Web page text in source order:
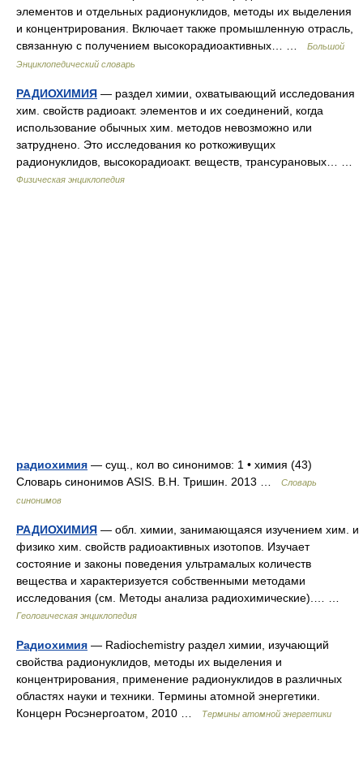
элементов и отдельных радионуклидов, методы их выделения
и концентрирования. Включает также промышленную отрасль,
связанную с получением высокорадиоактивных… …
Большой
Энциклопедический словарь
РАДИОХИМИЯ — раздел химии, охватывающий исследования
хим. свойств радиоакт. элементов и их соединений, когда
использование обычных хим. методов невозможно или
затруднено. Это исследования ко роткоживущих
радионуклидов, высокорадиоакт. веществ, трансурановых… …
Физическая энциклопедия
радиохимия — сущ., кол во синонимов: 1 • химия (43)
Словарь синонимов ASIS. В.Н. Тришин. 2013 …
Словарь
синонимов
РАДИОХИМИЯ — обл. химии, занимающаяся изучением хим. и
физико хим. свойств радиоактивных изотопов. Изучает
состояние и законы поведения ультрамалых количеств
вещества и характеризуется собственными методами
исследования (см. Методы анализа радиохимические).… …
Геологическая энциклопедия
Радиохимия — Radiochemistry раздел химии, изучающий
свойства радионуклидов, методы их выделения и
концентрирования, применение радионуклидов в различных
областях науки и техники. Термины атомной энергетики.
Концерн Росэнергоатом, 2010 …
Термины атомной энергетики